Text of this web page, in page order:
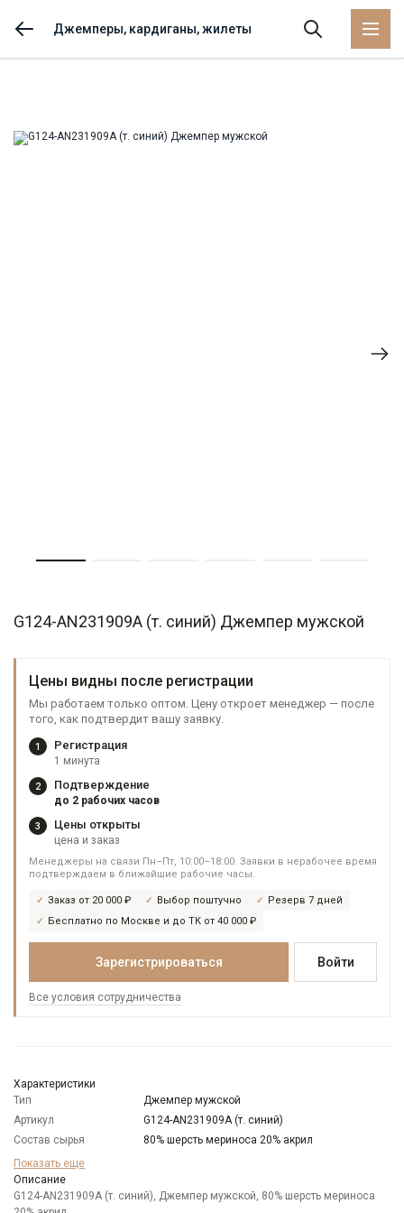
Джемперы, кардиганы, жилеты
G124-AN231909А (т. синий) Джемпер мужской
Цены видны после регистрации
Мы работаем только оптом. Цену откроет менеджер — после
того, как подтвердит вашу заявку.
1 Регистрация
1 минута
2 Подтверждение
до 2 рабочих часов
3 Цены открыты
цена и заказ
Менеджеры на связи Пн–Пт, 10:00–18:00. Заявки в нерабочее время
подтверждаем в ближайшие рабочие часы.
Заказ от 20 000 ₽ Выбор поштучно
Резерв 7 дней
Бесплатно по Москве и до ТК от 40 000 ₽
Зарегистрироваться Войти
Все условия сотрудничества
Характеристики
Тип
Джемпер мужской
Артикул
G124-AN231909А (т. синий)
Состав сырья
80% шерсть мериноса 20% акрил
Бренд
Особенности
ткани
Показать еще
Описание
G124-AN231909А (т. синий), Джемпер мужской, 80% шерсть мериноса